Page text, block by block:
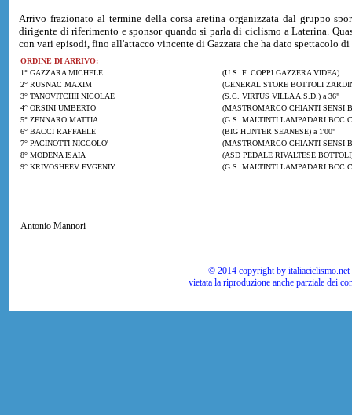
Arrivo frazionato al termine della corsa aretina organizzata dal gruppo
dirigente di riferimento e sponsor quando si parla di ciclismo a Laterina.
con vari episodi, fino all'attacco vincente di Gazzara che ha dato spettacolo
ORDINE DI ARRIVO:
1° GAZZARA MICHELE
(U.S. F. COPPI GAZZERA VIDEA)
2° RUSNAC MAXIM
(GENERAL STORE BOTTOLI
3° TANOVITCHII NICOLAE
(S.C. VIRTUS VILLA A.S.D.) a 36"
4° ORSINI UMBERTO
(MASTROMARCO CHIANTI SENSI
5° ZENNARO MATTIA
(G.S. MALTINTI LAMPADARI BCC
6° BACCI RAFFAELE
(BIG HUNTER SEANESE) a 1'00"
7° PACINOTTI NICCOLO'
(MASTROMARCO CHIANTI SENSI
8° MODENA ISAIA
(ASD PEDALE RIVALTESE
9° KRIVOSHEEV EVGENIY
(G.S. MALTINTI LAMPADARI BCC
Antonio Mannori
© 2014 copyright by
vietata la riproduzione anche parziale dei